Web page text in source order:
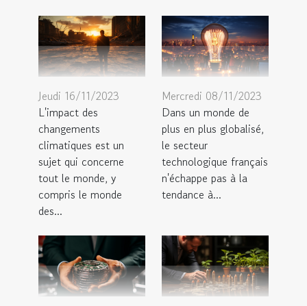
Jeudi 16/11/2023
L'impact des
changements
climatiques est un
sujet qui concerne
tout le monde, y
compris le monde
des...
Mercredi 08/11/2023
Dans un monde de
plus en plus globalisé,
le secteur
technologique français
n'échappe pas à la
tendance à...